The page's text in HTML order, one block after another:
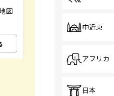
図
中近東
アフリカ
日本